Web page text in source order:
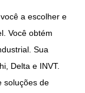
a escolher e
Você obtém
Sua
Delta e INVT.
soluções de